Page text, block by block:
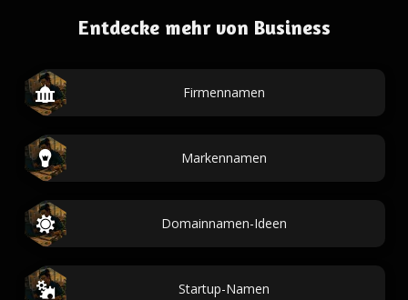
Entdecke mehr von Business
Firmennamen
Markennamen
Domainnamen-Ideen
Startup-Namen